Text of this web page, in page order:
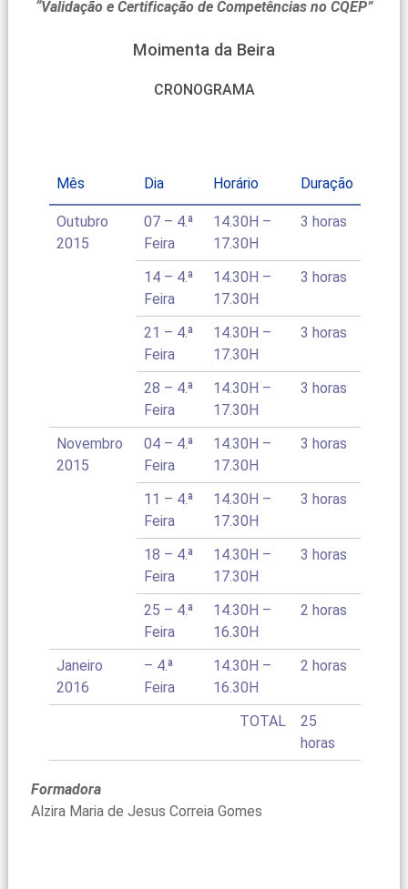
“Validação e Certificação de Competências no CQEP”
Moimenta da Beira
CRONOGRAMA
Mês Dia Horário Duração
Outubro
2015
07 – 4.ª
Feira
14.30H –
17.30H
3 horas
14 – 4.ª
Feira
14.30H –
17.30H
3 horas
21 – 4.ª
Feira
14.30H –
17.30H
3 horas
28 – 4.ª
Feira
14.30H –
17.30H
3 horas
Novembro
2015
04 – 4.ª
Feira
14.30H –
17.30H
3 horas
11 – 4.ª
Feira
14.30H –
17.30H
3 horas
18 – 4.ª
Feira
14.30H –
17.30H
3 horas
25 – 4.ª
Feira
14.30H –
16.30H
2 horas
Janeiro
2016
– 4.ª
Feira
14.30H –
16.30H
2 horas
TOTAL
25
horas
Formadora
Alzira Maria de Jesus Correia Gomes